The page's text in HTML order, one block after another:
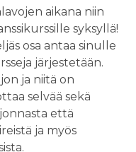
aikana niin
syksyllä!
osa antaa sinulle
järjestetään.
ja niitä on
selvää sekä
että
ja myös